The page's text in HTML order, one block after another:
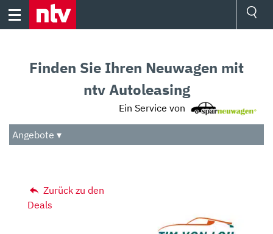
Skip
Audio
Das Beste
Finden Sie Ihren Neuwagen mit
ntv Autoleasing
Ein Service von
Angebote ▾
Zurück zu den
Deals